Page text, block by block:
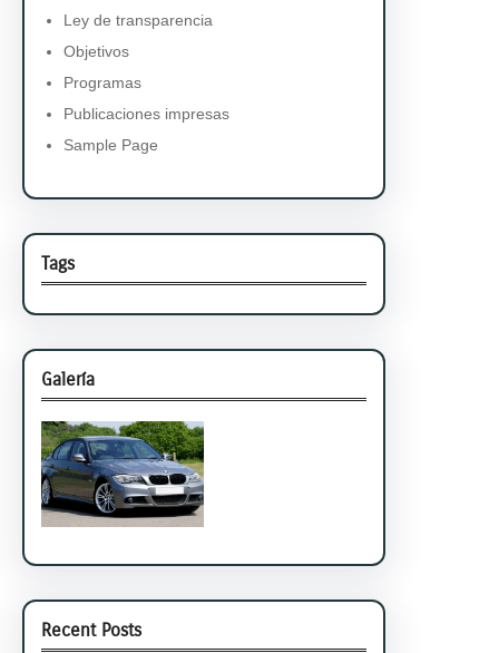
Ley de transparencia
Objetivos
Programas
Publicaciones impresas
Sample Page
Tags
Galería
Recent Posts